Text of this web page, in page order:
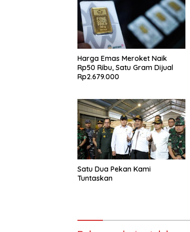
Harga Emas Meroket Naik
Rp50 Ribu, Satu Gram Dijual
Rp2.679.000
Satu Dua Pekan Kami
Tuntaskan